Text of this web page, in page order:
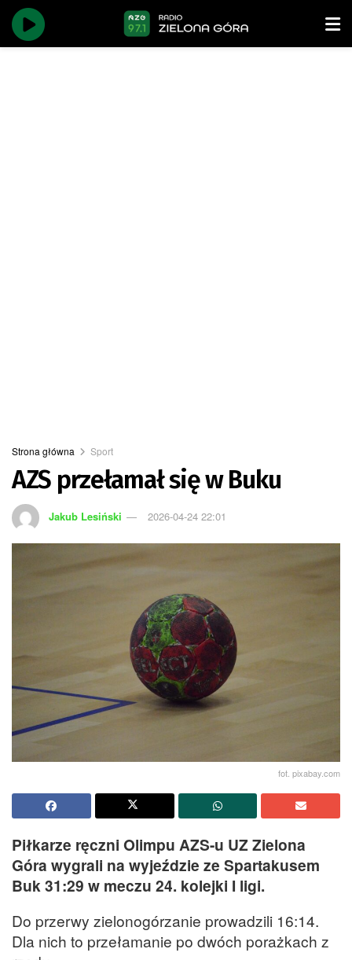
Strona główna Sport
AZS przełamał się w Buku
Jakub Lesiński 2026-04-24 22:01
fot. pixabay.com
Piłkarze ręczni Olimpu AZS-u UZ Zielona
Góra wygrali na wyjeździe ze Spartakusem
Buk 31:29 w meczu 24. kolejki I ligi.
Do przerwy zielonogórzanie prowadzili 16:14.
Dla nich to przełamanie po dwóch porażkach z